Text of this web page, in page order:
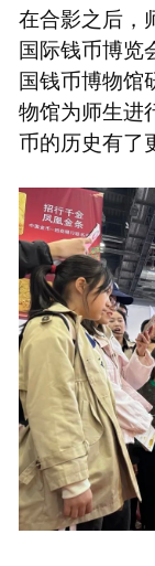
在合影之后，
国际钱币博览
国钱币博物馆
物馆为师生进
币的历史有了